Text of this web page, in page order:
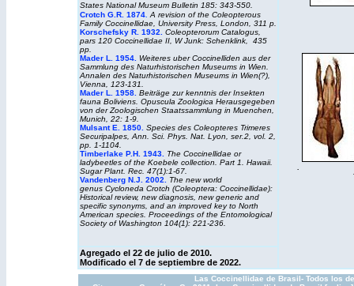
States National Museum Bulletin 185: 343-550.
Crotch G.R. 1874. A revision of the Coleopterous
Family Coccinellidae, University Press, London, 311 p.
Korschefsky R. 1932.
Coleopterorum Catalogus,
pars 120 Coccinellidae II, W Junk: Schenklink, 435
pp.
Mader L. 1954.
Weiteres uber Coccinelliden aus der
Sammlung des Naturhistorischen Museums in Wien.
Annalen des Naturhistorischen Museums in Wien(?),
Vienna, 123-131.
Mader L. 1958. Beiträge zur kenntnis der Insekten
fauna Boliviens. Opuscula Zoologica Herausgegeben
von der Zoologischen Staatssammlung in Muenchen,
Munich, 22: 1-9.
Mulsant E. 1850. Species des Coleopteres Trimeres
Securipalpes, Ann. Sci. Phys. Nat. Lyon, ser.2, vol. 2,
pp. 1-1104.
Timberlake P.H. 1943.
The Coccinellidae or
ladybeetles of the Koebele collection. Part 1. Hawaii.
Sugar Plant. Rec. 47(1):1-67.
Vandenberg N.J. 2002.
The new world
genus Cycloneda Crotch (Coleoptera: Coccinellidae):
Historical review, new diagnosis, new generic and
specific synonyms, and an improved key to North
American species. Proceedings of the Entomological
Society of Washington 104(1): 221-236.
.
Agregado el 22 de julio de 2010.
Modificado el 7 de septiembre de 2022.
Las Coccinellidae de Brasil- Todos los